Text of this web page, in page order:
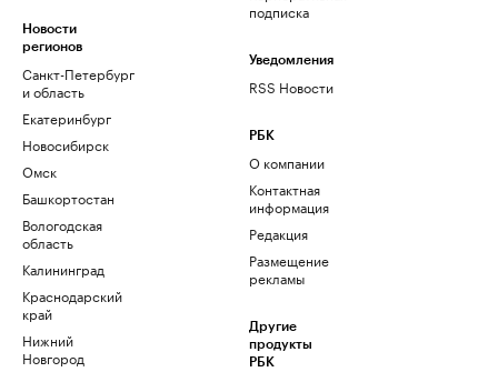
Новости
регионов
Санкт-Петербург
и область
Екатеринбург
Новосибирск
Омск
Башкортостан
Вологодская
область
Калининград
Краснодарский
край
Нижний
Новгород
подписка
Уведомления
RSS Новости
РБК
О компании
Контактная
информация
Редакция
Размещение
рекламы
Другие
продукты
РБК